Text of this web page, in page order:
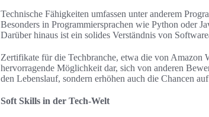
Technische Fähigkeiten umfassen unter anderem
Besonders in Programmiersprachen wie Python oder
Darüber hinaus ist ein solides Verständnis von
Zertifikate für die Techbranche, etwa die von Amazon
hervorragende Möglichkeit dar, sich von anderen
den Lebenslauf, sondern erhöhen auch die Chancen
Soft Skills in der Tech-Welt